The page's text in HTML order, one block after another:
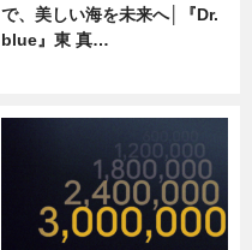
で、美しい海を未来へ│『Dr.
blue』東 真…